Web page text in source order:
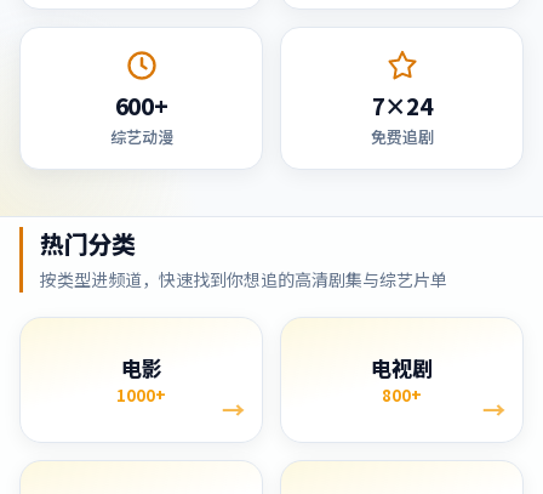
600+
综艺动漫
7×24
免费追剧
热门分类
按类型进频道，快速找到你想追的高清剧集与综艺片单
电影
1000+ →
电视剧
800+ →